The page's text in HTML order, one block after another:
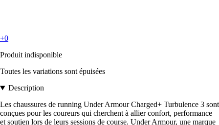
+0
Produit indisponible
Toutes les variations sont épuisées
Description
Les chaussures de running Under Armour Charged+ Turbulence 3 sont
conçues pour les coureurs qui cherchent à allier confort, performance
et soutien lors de leurs sessions de course. Under Armour, une marque